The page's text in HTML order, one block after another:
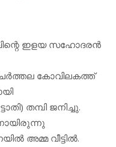
ഇളയ സഹോദരന്‍
ചേര്‍ത്തല കോവിലകത്ത്
തമ്പി ജനിച്ചു.
അമ്മ വീട്ടില്‍.